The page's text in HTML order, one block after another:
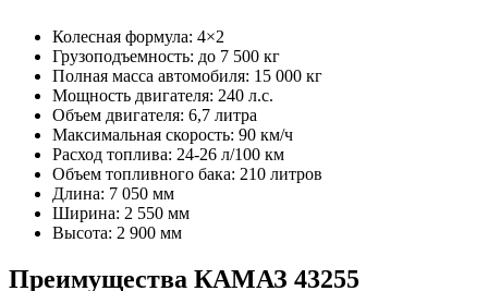
Колесная формула: 4×2
Грузоподъемность: до 7 500 кг
Полная масса автомобиля: 15 000 кг
Мощность двигателя: 240 л.с.
Объем двигателя: 6,7 литра
Максимальная скорость: 90 км/ч
Расход топлива: 24-26 л/100 км
Объем топливного бака: 210 литров
Длина: 7 050 мм
Ширина: 2 550 мм
Высота: 2 900 мм
Преимущества КАМАЗ 43255